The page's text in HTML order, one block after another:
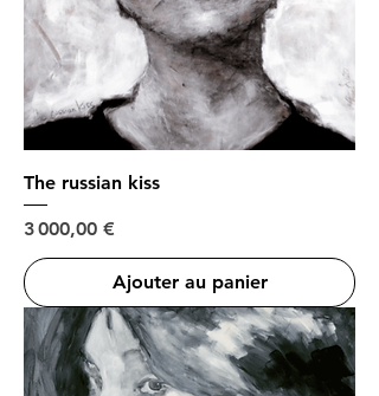
The russian kiss
Prix
3 000,00 €
Ajouter au panier